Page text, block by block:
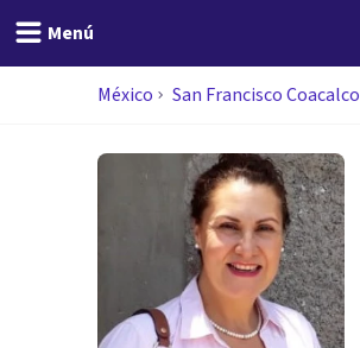
Menú
México San Francisco Coacalco